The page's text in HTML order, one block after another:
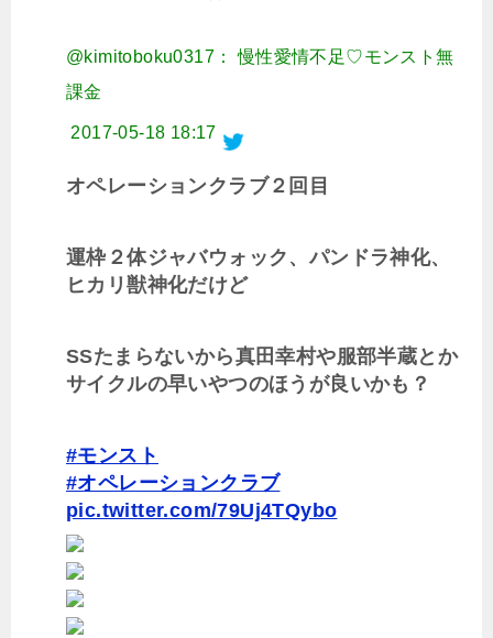
@kimitoboku0317： 慢性愛情不足♡モンスト無
課金
2017-05-18 18:17
オペレーションクラブ２回目
運枠２体ジャバウォック、パンドラ神化、
ヒカリ獣神化だけど
SSたまらないから真田幸村や服部半蔵とか
サイクルの早いやつのほうが良いかも？
#モンスト
#オペレーションクラブ
pic.twitter.com/79Uj4TQybo